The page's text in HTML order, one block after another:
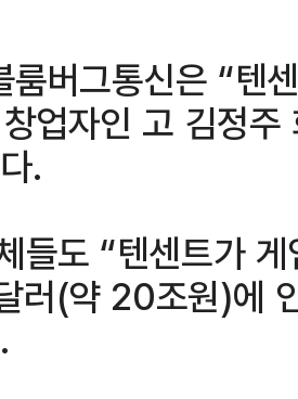
버그통신은 “텐
업자인 고 김정
.
들도 “텐센트가
러(약 20조원)에